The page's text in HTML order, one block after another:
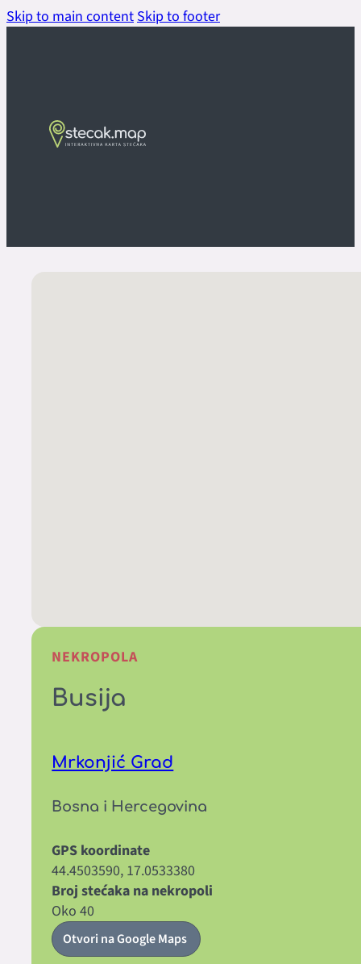
Skip to main contentSkip to footer
NEKROPOLA
Busija
Mrkonjić Grad
Bosna i Hercegovina
GPS koordinate
44.4503590, 17.0533380
Broj stećaka na nekropoli
Oko 40
Otvori na Google Maps